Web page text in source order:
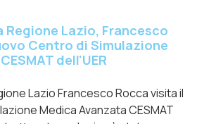
Regione Lazio, Francesco
Centro di Simulazione
dell'UER
Lazio Francesco Rocca visita il
Medica Avanzata CESMAT